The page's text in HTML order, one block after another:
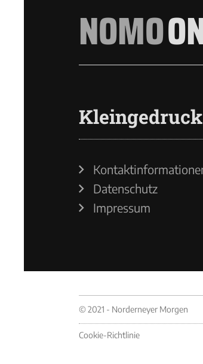
NOMO
Datenschutz
Impressum
© 2021 - Norderneyer Morgen
Cookie-Richtlinie